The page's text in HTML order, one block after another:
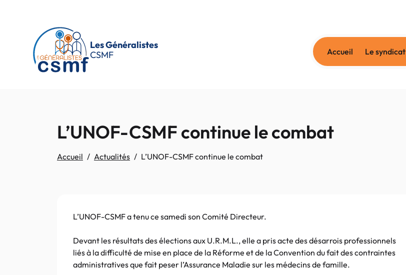
Les Généralistes
CSMF
Accueil Le syndicat
L’UNOF-CSMF continue le combat
Accueil Actualités L’UNOF-CSMF continue le combat
L’UNOF-CSMF a tenu ce samedi son Comité Directeur.
Devant les résultats des élections aux U.R.M.L., elle a pris acte des désarrois professionnels
liés à la difficulté de mise en place de la Réforme et de la Convention du fait des contraintes
administratives que fait peser l’Assurance Maladie sur les médecins de famille.